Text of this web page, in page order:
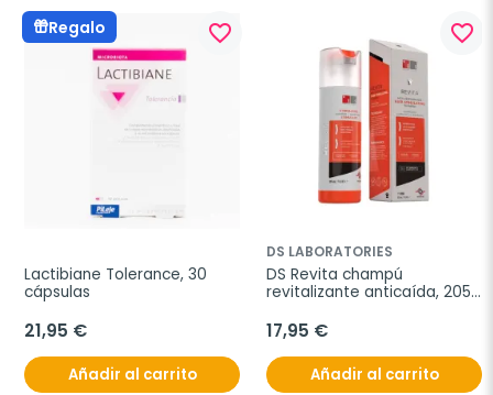
Regalo favorite_border
Lactibiane Tolerance, 30
cápsulas
21,95 €
Añadir al carrito
favorite_border
DS LABORATORIES
DS Revita champú
revitalizante anticaída, 205
17,95 €
Añadir al carrito